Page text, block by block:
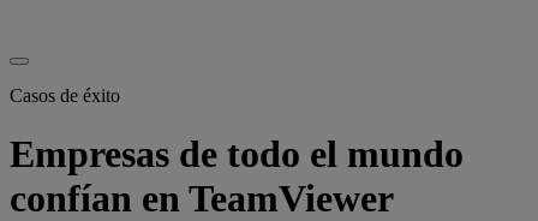
Casos de éxito
Empresas de todo el mundo
confían en TeamViewer